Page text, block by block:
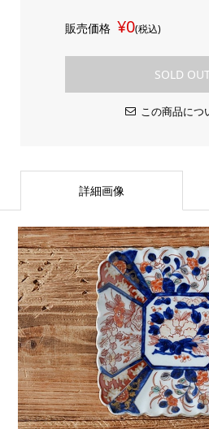
販売価格 ¥0(税込)
SOLD
この商品につ
詳細画像